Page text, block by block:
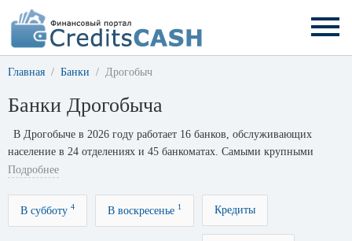
Главная Банки Дрогобыч
Банки Дрогобыча
В Дрогобыче в 2026 году работает 16 банков, обслуживающих
население в 24 отделениях и 45 банкоматах. Самыми крупными
банками по числу филиалов являются: Ощадбанк с 7 офисами,
Подробнее
В субботу 4 В воскресенье 1 Кредиты